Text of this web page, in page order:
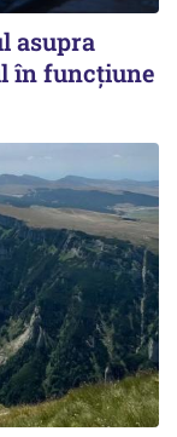
asupra
în funcțiune